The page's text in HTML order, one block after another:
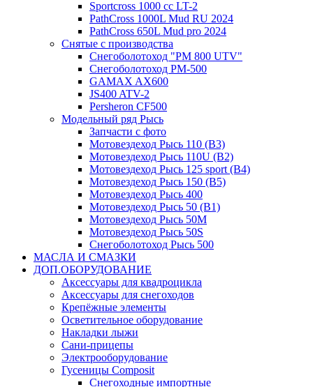
Sportcross 1000 cc LT-2
PathCross 1000L Mud RU 2024
PathCross 650L Mud pro 2024
Снятые с производства
Снегоболотоход "РМ 800 UTV"
Снегоболотоход РМ-500
GAMAX AX600
JS400 ATV-2
Persheron CF500
Модельный ряд Рысь
Запчасти с фото
Мотовездеход Рысь 110 (B3)
Мотовездеход Рысь 110U (B2)
Мотовездеход Рысь 125 sport (B4)
Мотовездеход Рысь 150 (B5)
Мотовездеход Рысь 400
Мотовездеход Рысь 50 (B1)
Мотовездеход Рысь 50M
Мотовездеход Рысь 50S
Снегоболотоход Рысь 500
МАСЛА И СМАЗКИ
ДОП.ОБОРУДОВАНИЕ
Аксессуары для квадроцикла
Аксессуары для снегоходов
Крепёжные элементы
Осветительное оборудование
Накладки лыжи
Сани-прицепы
Электрооборудование
Гусеницы Composit
Снегоходные импортные